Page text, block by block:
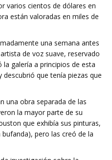
varios cientos de dólares en
están valoradas en miles de
una semana antes
de voz suave, reservado
galería a principios de esta
que tenía piezas que
una obra separada de las
la mayor parte de su
que exhibía sus pinturas,
pero las creó de la